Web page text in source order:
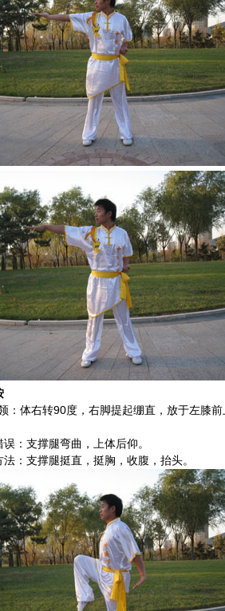
：体右转90度，右脚提起绷直，放于左膝
误：支撑腿弯曲，上体后仰。
支撑腿挺直，挺胸，收腹，抬头。